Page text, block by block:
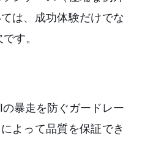
は、成功体験だけでな
す。
暴走を防ぐガードレー
よって品質を保証でき